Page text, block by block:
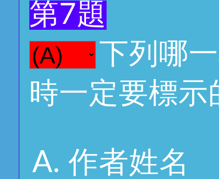
第7題
下列哪
時一定要標示
作者姓名